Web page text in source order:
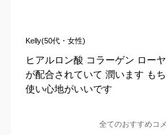
Kelly(50代・女性)
ヒアルロン酸 コラーゲン ロー
が配合されていて 潤います も
使い心地がいいです
全てのおすすめコ